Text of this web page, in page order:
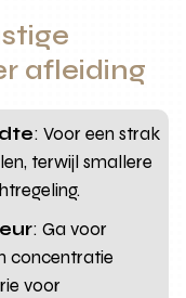
afleiding
: Voor een strak
terwijl smallere
: Ga voor
concentratie
voor